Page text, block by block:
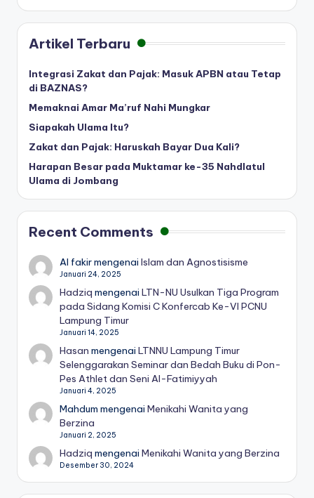
Artikel Terbaru
Integrasi Zakat dan Pajak: Masuk APBN atau Tetap
di BAZNAS?
Memaknai Amar Ma’ruf Nahi Mungkar
Siapakah Ulama Itu?
Zakat dan Pajak: Haruskah Bayar Dua Kali?
Harapan Besar pada Muktamar ke-35 Nahdlatul
Ulama di Jombang
Recent Comments
Al fakirmengenaiIslam dan Agnostisisme
Januari 24, 2025
Hadziq mengenaiLTN-NU Usulkan Tiga Program
pada Sidang Komisi C Konfercab Ke-VI PCNU
Lampung Timur
Januari 14, 2025
Hasan mengenaiLTNNU Lampung Timur
Selenggarakan Seminar dan Bedah Buku di Pon-
Pes Athlet dan Seni Al-Fatimiyyah
Januari 4, 2025
Mahdum mengenaiMenikahi Wanita yang
Berzina
Januari 2, 2025
Hadziq mengenaiMenikahi Wanita yang Berzina
Desember 30, 2024